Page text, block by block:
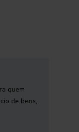
quem
de bens,